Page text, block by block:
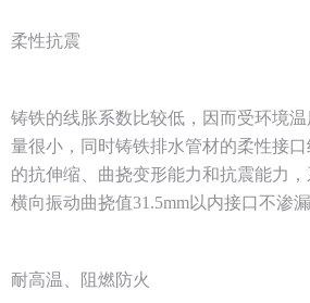
柔性抗震
铸铁的线胀系数比较低，因而受环境
量很小，同时铸铁排水管材的柔性接
的抗伸缩、曲挠变形能力和抗震能力，
横向振动曲挠值31.5mm以内接口不渗漏
耐高温、阻燃防火